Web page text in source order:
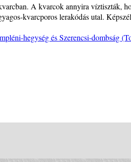
A kvarcok annyira víztiszták,
kvarcporos lerakódás utal.
hegység és Szerencsi-dombság